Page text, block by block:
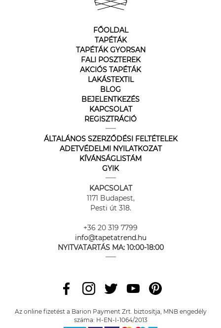
FŐOLDAL
TAPÉTÁK
TAPÉTÁK GYORSAN
FALI POSZTEREK
AKCIÓS TAPÉTÁK
LAKÁSTEXTIL
BLOG
BEJELENTKEZÉS
KAPCSOLAT
REGISZTRÁCIÓ
ÁLTALÁNOS SZERZŐDÉSI FELTÉTELEK
ADETVÉDELMI NYILATKOZAT
KÍVÁNSÁGLISTÁM
GYIK
KAPCSOLAT
1171 Budapest,
Pesti út 318.
+36 20 319 7799
info@tapetatrend.hu
NYITVATARTÁS MA: 10:00-18:00
Az online fizetést a Barion Payment Zrt. biztosítja, MNB engedély
száma: H-EN-I-1064/2013